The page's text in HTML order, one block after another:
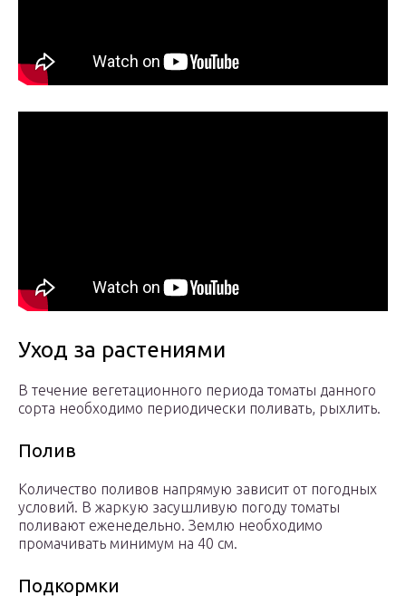
Уход за растениями
В течение вегетационного периода томаты данного
сорта необходимо периодически поливать, рыхлить.
Полив
Количество поливов напрямую зависит от погодных
условий. В жаркую засушливую погоду томаты
поливают еженедельно. Землю необходимо
промачивать минимум на 40 см.
Подкормки